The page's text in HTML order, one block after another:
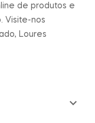
de produtos e
Visite-nos
Loures
